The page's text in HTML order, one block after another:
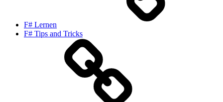
F# Lernen
F# Tips and Tricks